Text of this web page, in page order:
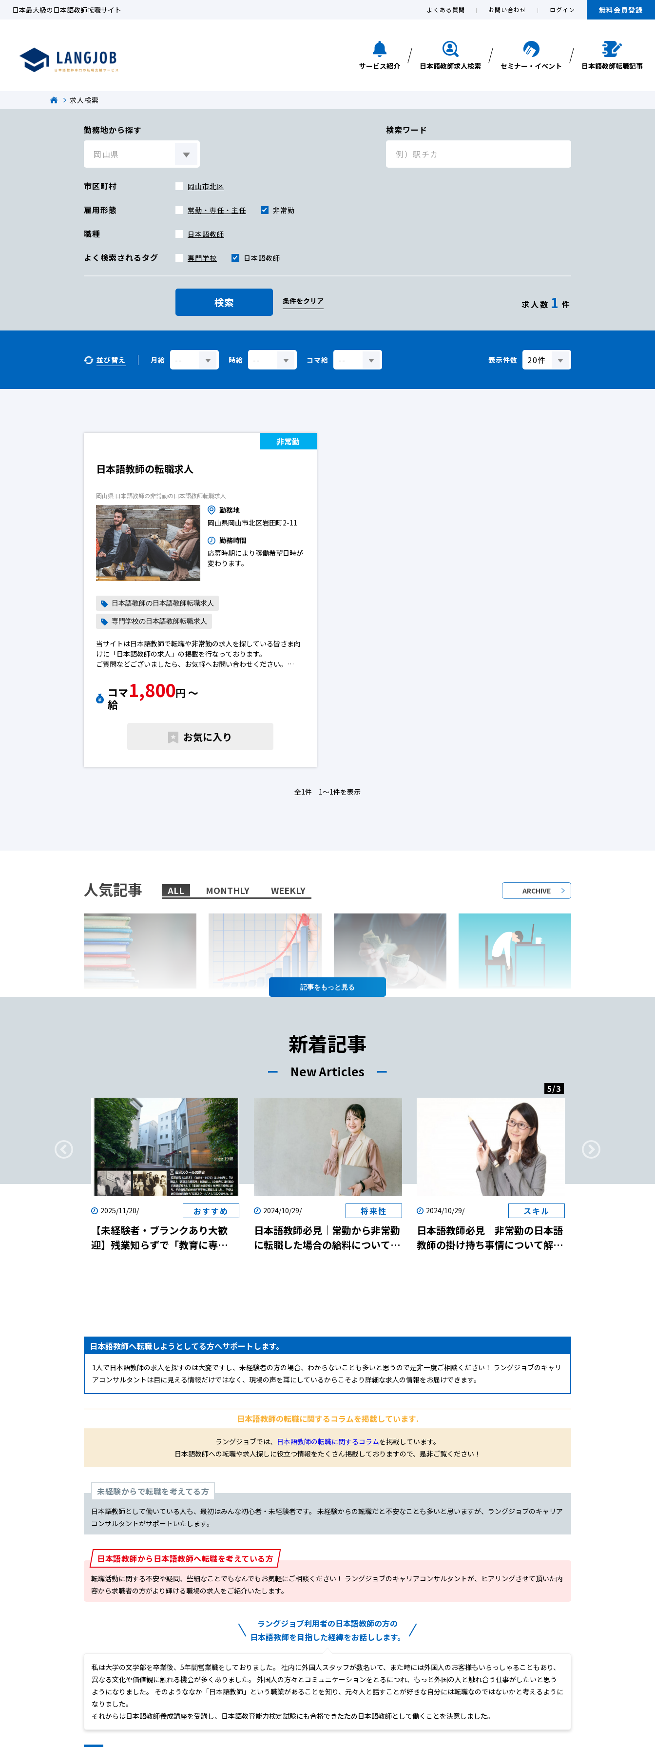
日本最大級の日本語教師転職サイト よくある質問 お問い合わせ ログイン 無料会員登録
サービス紹介 日本語教師求人検索 セミナー・イベント 日本語教師転職記事
求人検索
勤務地から探す 検索ワード
市区町村 岡山市北区
雇用形態 常勤・専任・主任 非常勤
職種 日本語教師
よく検索されるタグ 専門学校 日本語教師
検索 条件をクリア 求人数 1 件
並び替え 月給 時給 コマ給 表示件数
非常勤
日本語教師の転職求人
岡山県 日本語教師の非常勤の日本語教師転職求人
勤務地
岡山県岡山市北区岩田町2-11
勤務時間
応募時期により稼働希望日時が
変わります。
日本語教師の日本語教師転職求人
専門学校の日本語教師転職求人
当サイトは日本語教師で転職や非常勤の求人を探している皆さま向
けに「日本語教師の求人」の掲載を行なっております。
ご質問などございましたら、お気軽へお問い合わせください。
※求人によっては募集が終了している場合がございます。予めご了承
下さい。日本語教師の転職求人
コマ
給
1,800円 〜
お気に入り
全1件 1〜1件を表示
人気記事 ALL MONTHLY WEEKLY ARCHIVE
紹介！
記事を
新着記事
ー New Articles ー
2025/11/20/ おすすめ
【未経験者・ブランクあり大歓
迎】残業知らずで「教育に専
2024/10/29/ 将来性
日本語教師必見｜常勤から非常勤
に転職した場合の給料について解
2024/10/29/ スキル
日本語教師必見｜非常勤の日本語
教師の掛け持ち事情について解
5/3
日本語教師へ転職しようとしてる方へサポートします。
1人で日本語教師の求人を探すのは大変ですし、未経験者の方の場合、わからないことも多いと思うので是非一度ご相談ください！ ラングジョブのキャリ
アコンサルタントは目に見える情報だけではなく、現場の声を耳にしているからこそより詳細な求人の情報をお届けできます。
日本語教師の転職に関するコラムを掲載しています.
ラングジョブでは、 日本語教師の転職に関するコラムを掲載しています。
日本語教師への転職や求人探しに役立つ情報をたくさん掲載しておりますので、是非ご覧ください！
未経験からで転職を考えてる方
日本語教師として働いている人も、最初はみんな初心者・未経験者です。 未経験からの転職だと不安なことも多いと思いますが、ラングジョブのキャリア
コンサルタントがサポートいたします。
日本語教師から日本語教師へ転職を考えている方
転職活動に関する不安や疑問、些細なことでもなんでもお気軽にご相談ください！ ラングジョブのキャリアコンサルタントが、ヒアリングさせて頂いた内
容から求職者の方がより輝ける職場の求人をご紹介いたします。
ラングジョブ利用者の日本語教師の方の
日本語教師を目指した経緯をお話しします。
私は大学の文学部を卒業後、5年間営業職をしておりました。 社内に外国人スタッフが数名いて、また時には外国人のお客様もいらっしゃることもあり、
異なる文化や価値観に触れる機会が多くありました。 外国人の方々とコミュニケーションをとるにつれ、もっと外国の人と触れ合う仕事がしたいと思う
ようになりました。 そのようななか「日本語教師」という職業があることを知り、元々人と話すことが好きな自分には転職なのではないかと考えるように
なりました。
それからは日本語教師養成講座を受講し、日本語教育能力検定試験にも合格できたため日本語教師として働くことを決意しました。